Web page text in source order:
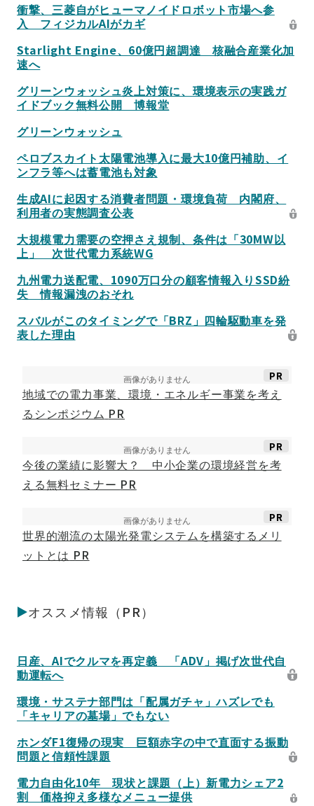
衝撃、三菱自がヒューマノイドロボット市場へ参
入 フィジカルAIがカギ
Starlight Engine、60億円超調達 核融合産業化加
速へ
グリーンウォッシュ炎上対策に、環境表示の実践ガ
イドブック無料公開 博報堂
グリーンウォッシュ
ペロブスカイト太陽電池導入に最大10億円補助、イ
ンフラ等へは蓄電池も対象
生成AIに起因する消費者問題・環境負荷 内閣府、
利用者の実態調査公表
大規模電力需要の空押さえ規制、条件は「30MW以
上」 次世代電力系統WG
九州電力送配電、1090万口分の顧客情報入りSSD紛
失 情報漏洩のおそれ
スバルがこのタイミングで「BRZ」四輪駆動車を発
表した理由
PR
地域での電力事業、環境・エネルギー事業を考え
るシンポジウム PR
PR
今後の業績に影響大？ 中小企業の環境経営を考
える無料セミナー PR
PR
世界的潮流の太陽光発電システムを構築するメリ
ットとは PR
オススメ情報（PR）
日産、AIでクルマを再定義 「ADV」掲げ次世代自
動運転へ
環境・サステナ部門は「配属ガチャ」ハズレでも
「キャリアの墓場」でもない
ホンダF1復帰の現実 巨額赤字の中で直面する振動
問題と信頼性課題
電力自由化10年 現状と課題（上）新電力シェア2
割 価格抑え多様なメニュー提供